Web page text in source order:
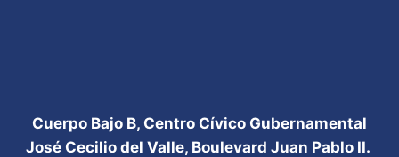
Cuerpo Bajo B, Centro Cívico Gubernamental
José Cecilio del Valle, Boulevard Juan Pablo II.